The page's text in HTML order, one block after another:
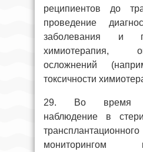
реципиентов до
проведение
заболевания и
химиотерапия,
осложнений
токсичности
29. Во время
наблюдение в
мониторингом